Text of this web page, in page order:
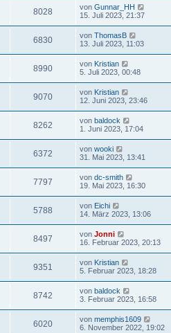
8028 von Gunnar_HH
15. Juli 2023, 21:37
6830 von ThomasB
13. Juli 2023, 11:03
8990 von Kristian
5. Juli 2023, 00:48
9070 von Kristian
12. Juni 2023, 23:46
8262 von baldock
1. Juni 2023, 17:04
6372 von wooki
31. Mai 2023, 13:41
7797 von dc-smith
19. Mai 2023, 16:30
5788 von Eichi
14. März 2023, 13:06
8497 von Jonni
16. Februar 2023, 20:13
9351 von Kristian
5. Februar 2023, 18:28
8742 von baldock
3. Februar 2023, 16:58
6020 von memphis1609
6. November 2022, 19:02